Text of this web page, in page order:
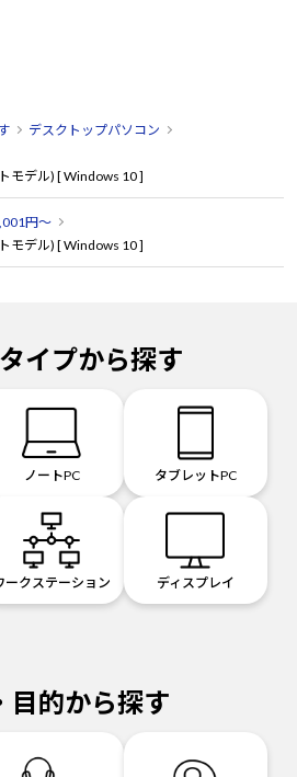
デスクトップパソコン
モデル) [ Windows 10 ]
円～
モデル) [ Windows 10 ]
イプから探す
ノートPC タブレットPC
ークステーション ディスプレイ
目的から探す